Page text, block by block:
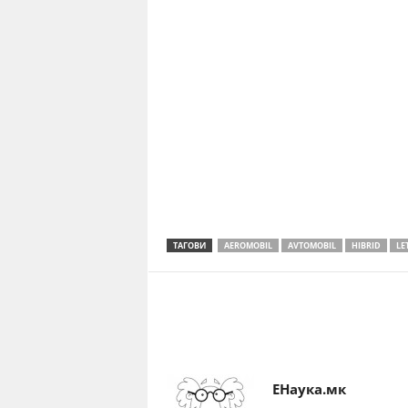
ТАГОВИ AEROMOBIL AVTOMOBIL HIBRID
ЕНаука.мк